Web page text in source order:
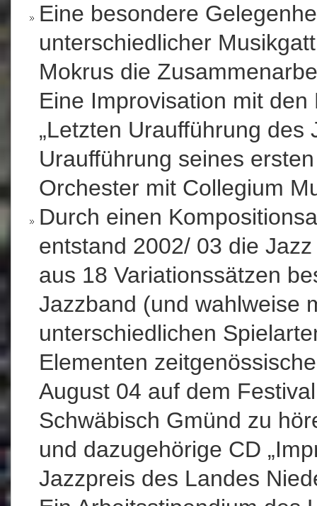
Eine besondere
unterschiedlicher
Mokrus die
Eine Improvisation mit
„Letzten Uraufführung des
Uraufführung seines
Orchester mit Collegium
Durch einen
entstand 2002/ 03 die
aus 18 Variationssätzen
Jazzband (und wahlweise
unterschiedlichen
Elementen
August 04 auf dem
Schwäbisch Gmünd zu
und dazugehörige CD
Jazzpreis des Landes